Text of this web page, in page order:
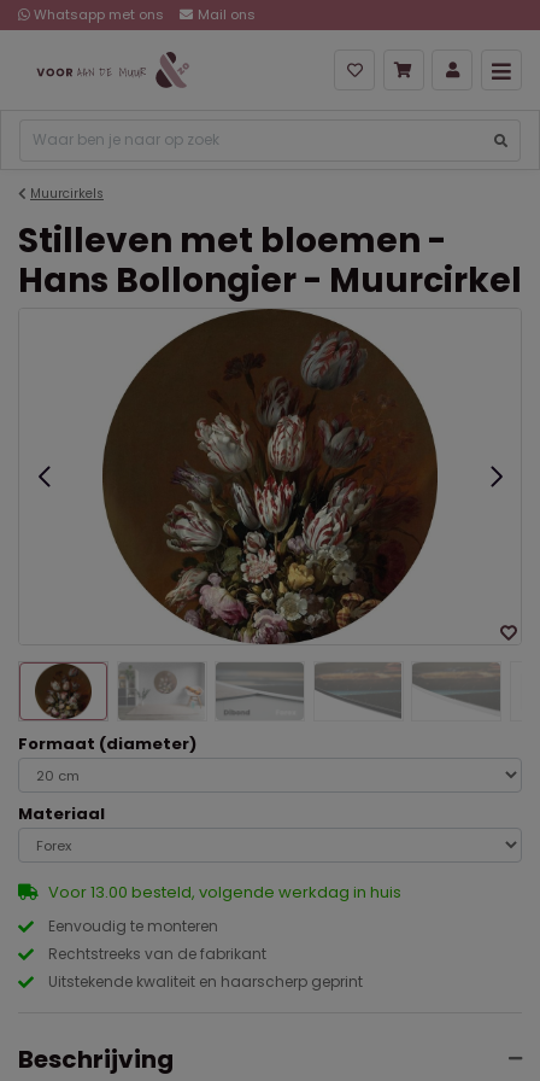
Whatsapp met ons Mail ons
Muurcirkels
Stilleven met bloemen -
Hans Bollongier - Muurcirkel
Eenvoudig te monteren
Rechtstreeks van de fabrikant
Uitstekende kwaliteit en haarscherp geprint
Formaat (diameter)
Materiaal
Voor 13.00 besteld, volgende werkdag in huis
Beschrijving